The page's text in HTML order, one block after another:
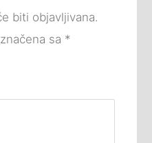
biti objavljivana.
sa *